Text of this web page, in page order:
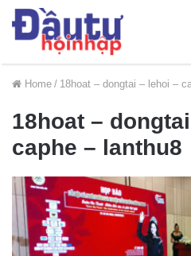
Home / 18hoat – dongtai – lehoi –
18hoat –
caphe – lanthu8